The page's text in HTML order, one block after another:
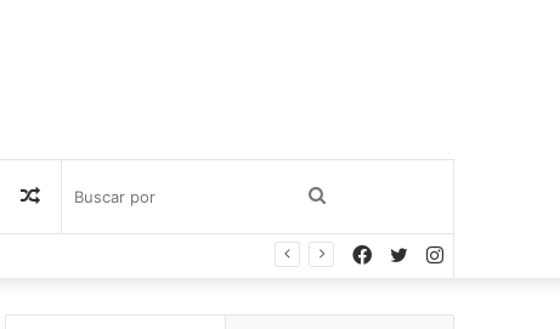
por
Publicación
Instagram
Twitter
Facebook